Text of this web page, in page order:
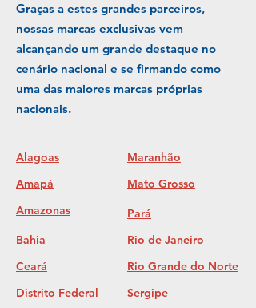
Graças a estes grandes parceiros,
nossas marcas exclusivas vem
alcançando um grande destaque no
cenário nacional e se firmando como
uma das maiores marcas próprias
nacionais.
Alagoas
Maranhão
Amapá
Mato Grosso
Amazonas
Pará
Bahia
Rio de Janeiro
Ceará
Rio Grande do Norte
Distrito Federal
Sergipe